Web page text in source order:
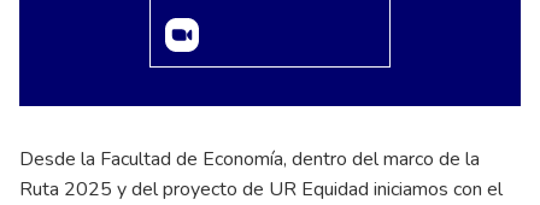
Desde la Facultad de Economía, dentro del marco de la
Ruta 2025 y del proyecto de UR Equidad iniciamos con el